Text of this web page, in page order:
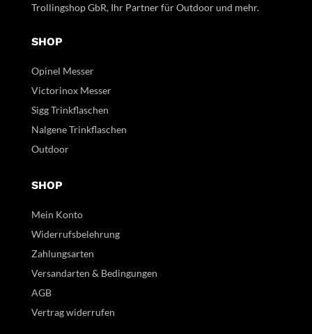
Trollingshop GbR, Ihr Partner für Outdoor und mehr.
SHOP
Opinel Messer
Victorinox Messer
Sigg Trinkflaschen
Nalgene Trinkflaschen
Outdoor
SHOP
Mein Konto
Widerrufsbelehrung
Zahlungsarten
Versandarten & Bedingungen
AGB
Vertrag widerrufen